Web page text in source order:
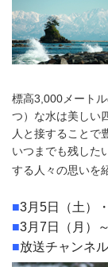
標高3,000メート
つ）な水は美しい
人と接することで
いつまでも残した
する人々の思いを
■3月5日（土）
■3月7日（月）
■放送チャンネ